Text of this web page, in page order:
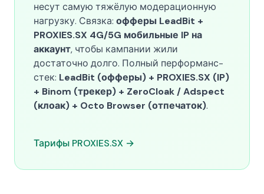
несут самую тяжёлую модерационную
нагрузку. Связка: офферы LeadBit +
PROXIES.SX 4G/5G мобильные IP на
аккаунт, чтобы кампании жили
достаточно долго. Полный перформанс-
стек: LeadBit (офферы) + PROXIES.SX (IP)
+ Binom (трекер) + ZeroCloak / Adspect
(клоак) + Octo Browser (отпечаток).
Тарифы PROXIES.SX →